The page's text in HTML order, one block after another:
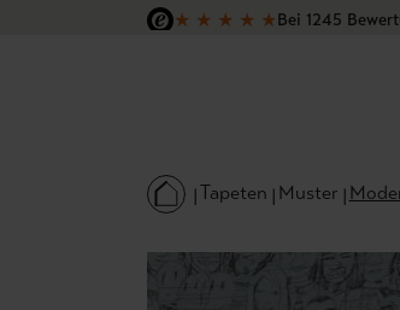
Hauptinhalt springen
Zur Suche springen
Zur Hauptnavigation springen
★ ★ ★ ★ ★Bei 1245
Tapeten Muster